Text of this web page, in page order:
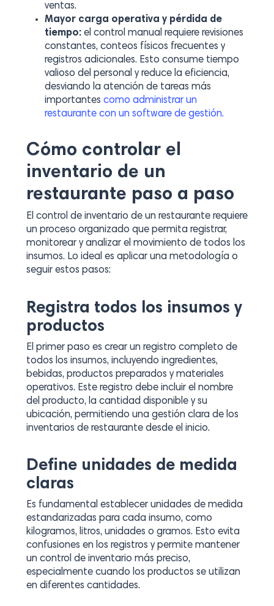
ventas.
Mayor carga operativa y pérdida de
tiempo: el control manual requiere revisiones
constantes, conteos físicos frecuentes y
registros adicionales. Esto consume tiempo
valioso del personal y reduce la eficiencia,
desviando la atención de tareas más
importantes como administrar un
restaurante con un software de gestión.
Cómo controlar el
inventario de un
restaurante paso a paso
El control de inventario de un restaurante requiere
un proceso organizado que permita registrar,
monitorear y analizar el movimiento de todos los
insumos. Lo ideal es aplicar una metodología o
seguir estos pasos:
Registra todos los insumos y
productos
El primer paso es crear un registro completo de
todos los insumos, incluyendo ingredientes,
bebidas, productos preparados y materiales
operativos. Este registro debe incluir el nombre
del producto, la cantidad disponible y su
ubicación, permitiendo una gestión clara de los
inventarios de restaurante desde el inicio.
Define unidades de medida
claras
Es fundamental establecer unidades de medida
estandarizadas para cada insumo, como
kilogramos, litros, unidades o gramos. Esto evita
confusiones en los registros y permite mantener
un control de inventario más preciso,
especialmente cuando los productos se utilizan
en diferentes cantidades.